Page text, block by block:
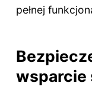
pełnej
wsparcie